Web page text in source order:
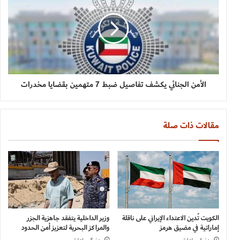
الأمن الجنائي يكشف تفاصيل ضبط 7 متهمين بقضايا مخدرات
مقالات ذات صلة
الكويت تُدين الاعتداء الإيراني على ناقلة
إماراتية في مضيق هرمز
وزير الداخلية يتفقد جاهزية الجزر
والمراكز البحرية لتعزيز أمن الحدود